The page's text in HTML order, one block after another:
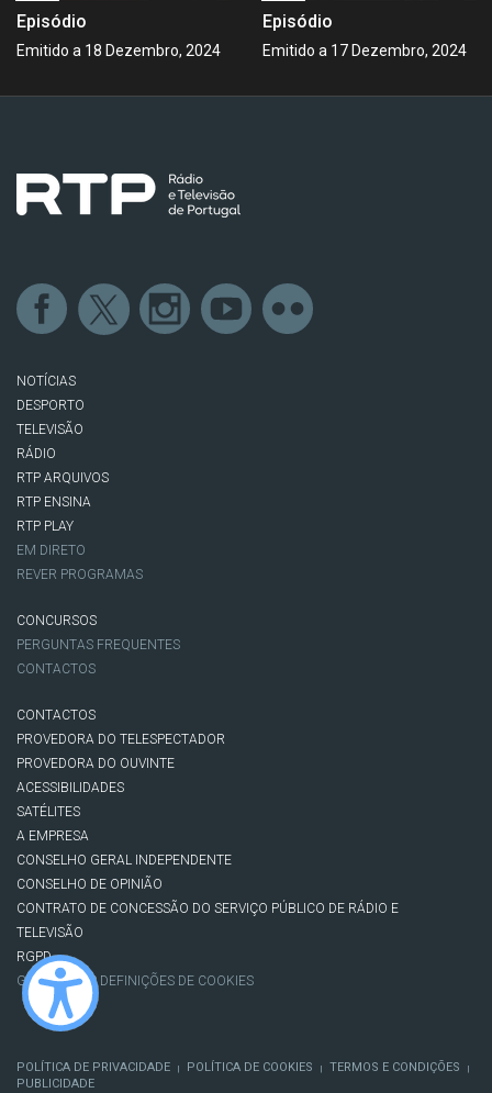
Episódio
Emitido a 18 Dezembro, 2024
Episódio
Emitido a 17 Dezembro, 2024
NOTÍCIAS
DESPORTO
TELEVISÃO
RÁDIO
RTP ARQUIVOS
RTP ENSINA
RTP PLAY
EM DIRETO
REVER PROGRAMAS
CONCURSOS
PERGUNTAS FREQUENTES
CONTACTOS
CONTACTOS
PROVEDORA DO TELESPECTADOR
PROVEDORA DO OUVINTE
ACESSIBILIDADES
SATÉLITES
A EMPRESA
CONSELHO GERAL INDEPENDENTE
CONSELHO DE OPINIÃO
CONTRATO DE CONCESSÃO DO SERVIÇO PÚBLICO DE RÁDIO E
TELEVISÃO
RGPD
GESTÃO DAS DEFINIÇÕES DE COOKIES
POLÍTICA DE PRIVACIDADE | POLÍTICA DE COOKIES | TERMOS E CONDIÇÕES |
PUBLICIDADE